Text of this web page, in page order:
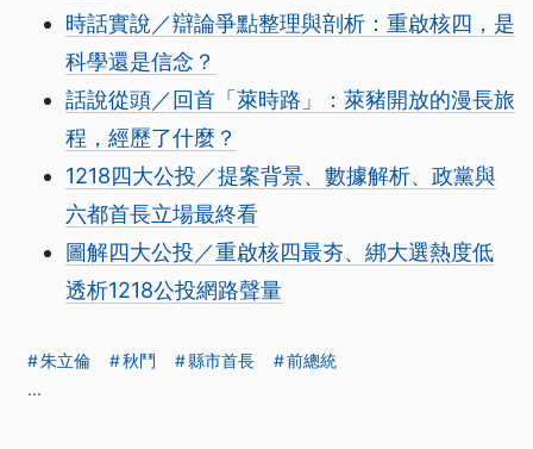
時話實說／辯論爭點整理與剖析：重啟核四，是
科學還是信念？
話說從頭／回首「萊時路」：萊豬開放的漫長旅
程，經歷了什麼？
1218四大公投／提案背景、數據解析、政黨與
六都首長立場最終看
圖解四大公投／重啟核四最夯、綁大選熱度低
透析1218公投網路聲量
朱立倫 秋鬥 縣市首長
前總統
...